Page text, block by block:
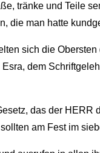
tränke und Teile
die man hatte
sich die
dem
das der HERR
am Fest im